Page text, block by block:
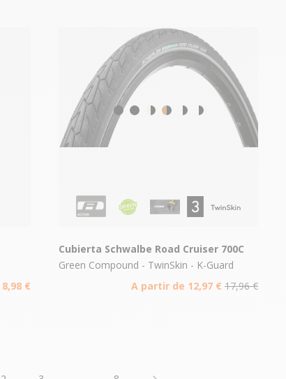
8,98 €
Cubierta Schwalbe Road Cruiser 700C
Green Compound - TwinSkin - K-Guard
A partir de 12,97 € 17,96 €